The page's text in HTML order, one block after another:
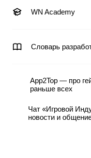
WN Academy
Словарь
App2Top — про
раньше всех
Чат «Игровой
новости и